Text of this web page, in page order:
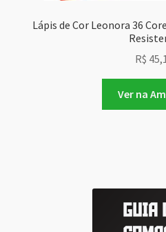
Lápis de Cor Leonora 36
R$
Ver na